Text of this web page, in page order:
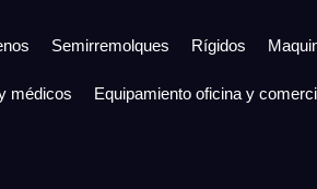
Semirremolques Rígidos
médicos Equipamiento oficina y